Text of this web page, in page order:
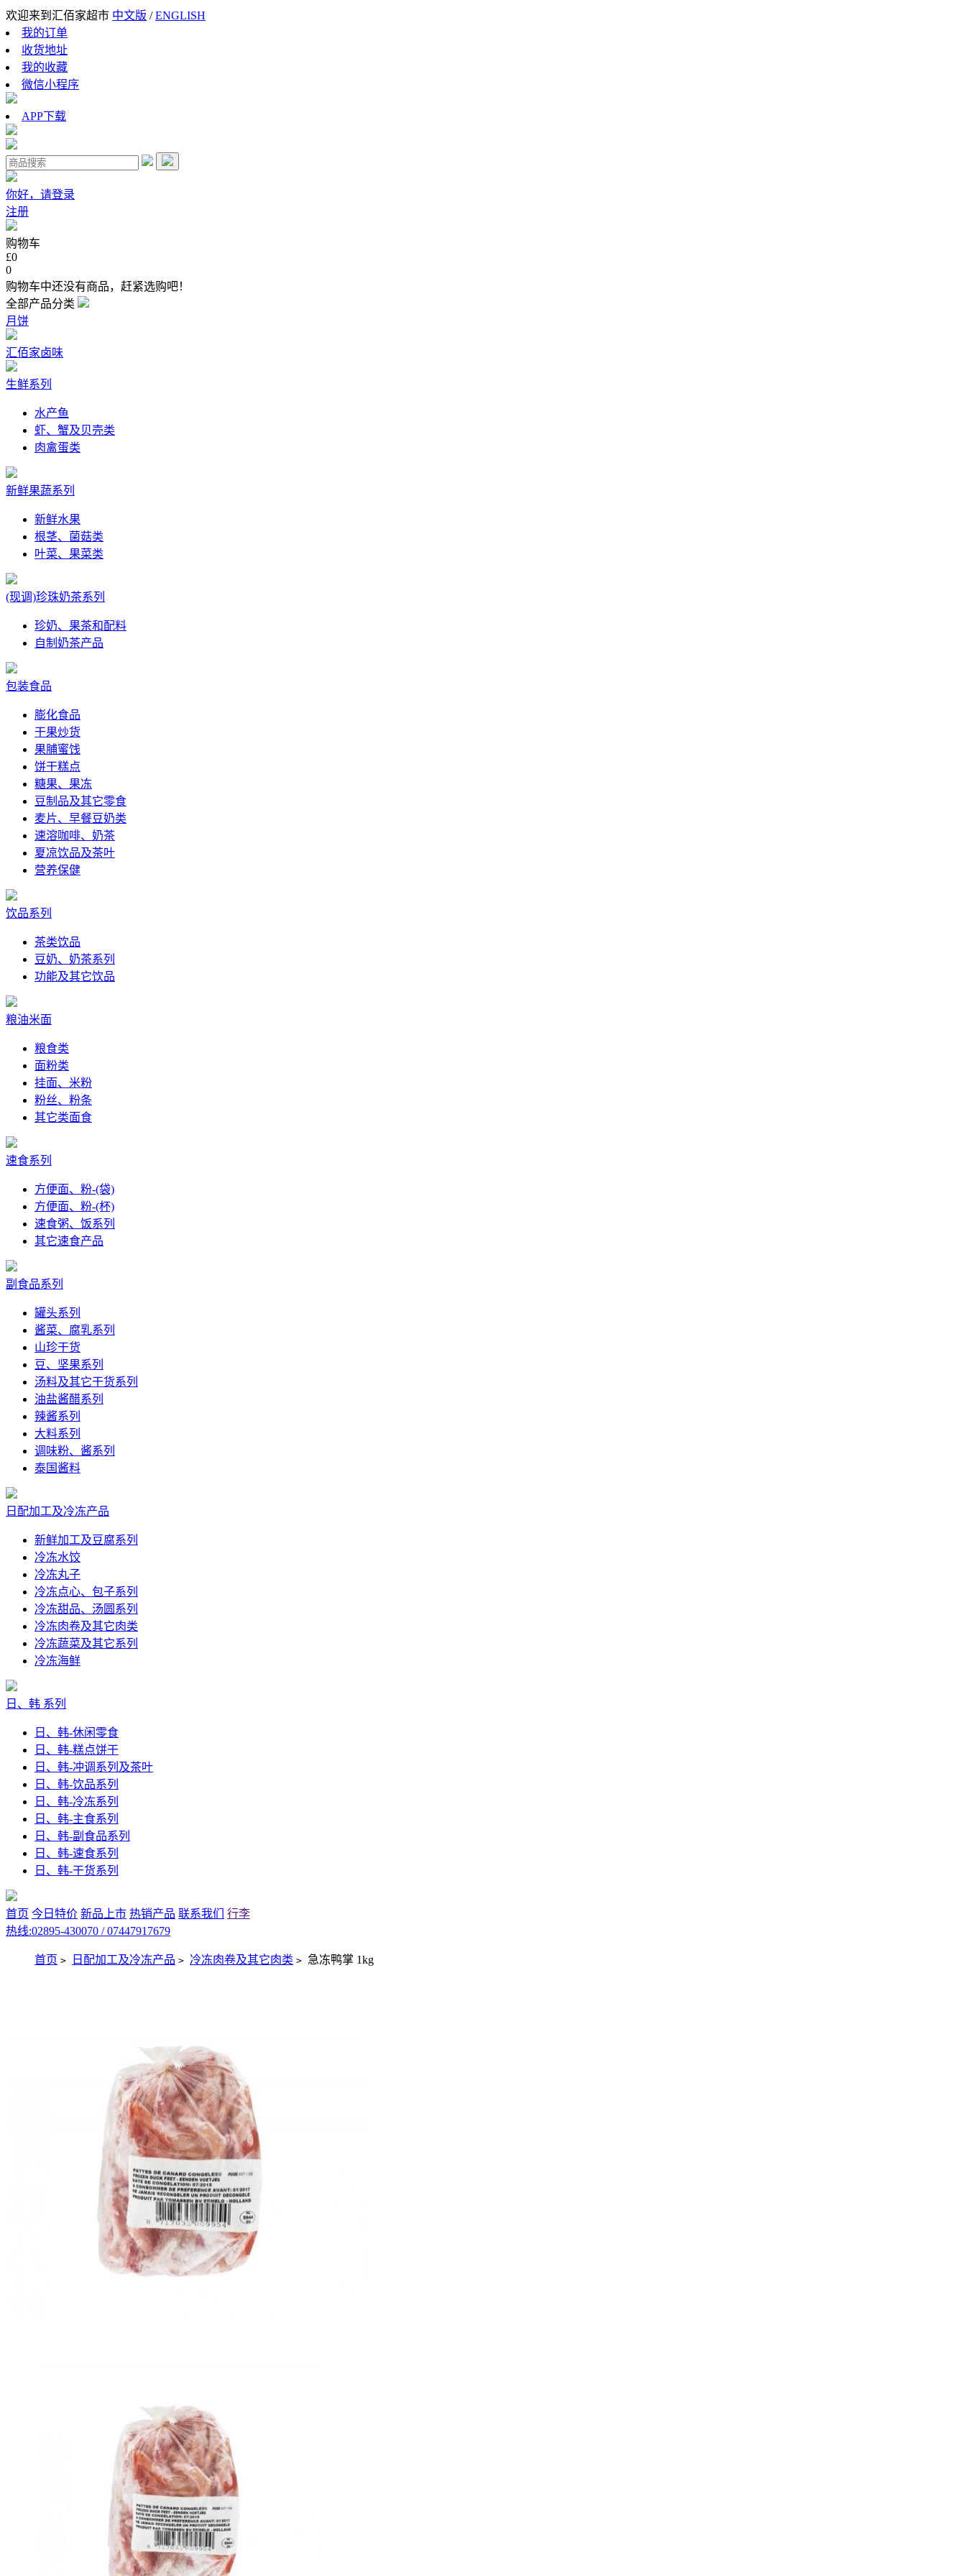
欢迎来到汇佰家超市 中文版 /ENGLISH
我的订单
收货地址
我的收藏
微信小程序
APP下载
你好，请登录
注册
购物车
£0
0
购物车中还没有商品，赶紧选购吧！
全部产品分类
月饼
汇佰家卤味
生鲜系列
水产鱼
虾、蟹及贝壳类
肉禽蛋类
新鲜果蔬系列
新鲜水果
根茎、菌菇类
叶菜、果菜类
(现调)珍珠奶茶系列
珍奶、果茶和配料
自制奶茶产品
包装食品
膨化食品
干果炒货
果脯蜜饯
饼干糕点
糖果、果冻
豆制品及其它零食
麦片、早餐豆奶类
速溶咖啡、奶茶
夏凉饮品及茶叶
营养保健
饮品系列
茶类饮品
豆奶、奶茶系列
功能及其它饮品
粮油米面
粮食类
面粉类
挂面、米粉
粉丝、粉条
其它类面食
速食系列
方便面、粉-(袋)
方便面、粉-(杯)
速食粥、饭系列
其它速食产品
副食品系列
罐头系列
酱菜、腐乳系列
山珍干货
豆、坚果系列
汤料及其它干货系列
油盐酱醋系列
辣酱系列
大料系列
调味粉、酱系列
泰国酱料
日配加工及冷冻产品
新鲜加工及豆腐系列
冷冻水饺
冷冻丸子
冷冻点心、包子系列
冷冻甜品、汤圆系列
冷冻肉卷及其它肉类
冷冻蔬菜及其它系列
冷冻海鲜
日、韩 系列
日、韩-休闲零食
日、韩-糕点饼干
日、韩-冲调系列及茶叶
日、韩-饮品系列
日、韩-冷冻系列
日、韩-主食系列
日、韩-副食品系列
日、韩-速食系列
日、韩-干货系列
首页 今日特价 新品上市 热销产品 联系我们
行李
热线:02895-430070 / 07447917679
首页 > 日配加工及冷冻产品 > 冷冻肉卷及其它肉类 > 急冻鸭掌 1kg